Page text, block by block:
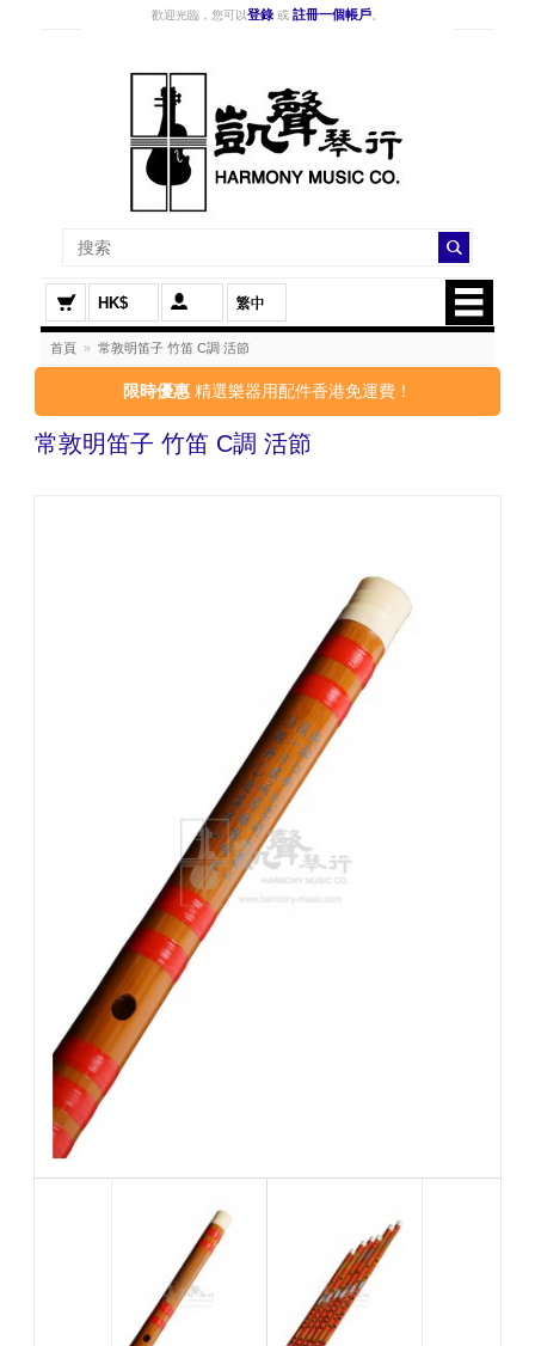
歡迎光臨，您可以登錄 或 註冊一個帳戶
HK$
首頁 » 常敦明笛子 竹笛 C調 活節
限時優惠 精選樂器用配件香港免運費！
常敦明笛子 竹笛 C調 活節